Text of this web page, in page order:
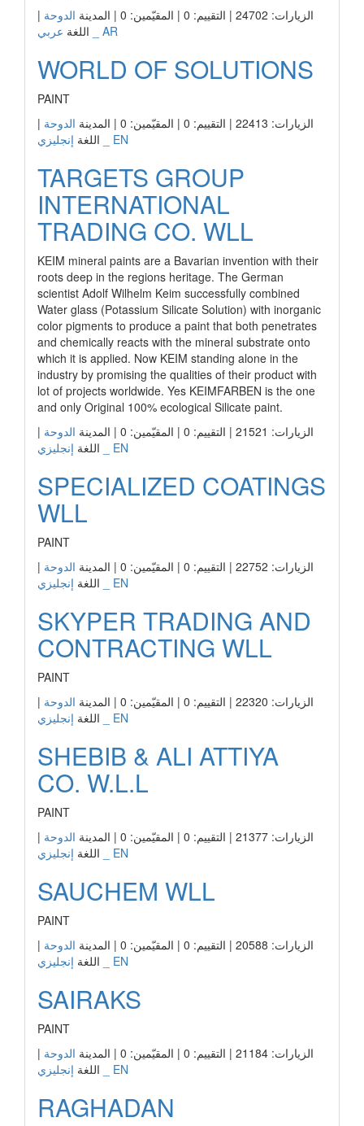
الزيارات: 24702 | التقييم: 0 | المقيّمين: 0 | المدينة
الدوحة |
اللغة عربي _ AR
WORLD OF SOLUTIONS
PAINT
الزيارات: 22413 | التقييم: 0 | المقيّمين: 0 | المدينة
الدوحة |
اللغة إنجليزي _ EN
TARGETS GROUP
INTERNATIONAL
TRADING CO. WLL
KEIM mineral paints are a Bavarian invention with their
roots deep in the regions heritage. The German
scientist Adolf Wilhelm Keim successfully combined
Water glass (Potassium Silicate Solution) with inorganic
color pigments to produce a paint that both penetrates
and chemically reacts with the mineral substrate onto
which it is applied. Now KEIM standing alone in the
industry by promising the qualities of their product with
lot of projects worldwide. Yes KEIMFARBEN is the one
and only Original 100% ecological Silicate paint.
الزيارات: 21521 | التقييم: 0 | المقيّمين: 0 | المدينة
الدوحة |
اللغة إنجليزي _ EN
SPECIALIZED COATINGS
WLL
PAINT
الزيارات: 22752 | التقييم: 0 | المقيّمين: 0 | المدينة
الدوحة |
اللغة إنجليزي _ EN
SKYPER TRADING AND
CONTRACTING WLL
PAINT
الزيارات: 22320 | التقييم: 0 | المقيّمين: 0 | المدينة
الدوحة |
اللغة إنجليزي _ EN
SHEBIB & ALI ATTIYA
CO. W.L.L
PAINT
الزيارات: 21377 | التقييم: 0 | المقيّمين: 0 | المدينة
الدوحة |
اللغة إنجليزي _ EN
SAUCHEM WLL
PAINT
الزيارات: 20588 | التقييم: 0 | المقيّمين: 0 | المدينة
الدوحة |
اللغة إنجليزي _ EN
SAIRAKS
PAINT
الزيارات: 21184 | التقييم: 0 | المقيّمين: 0 | المدينة
الدوحة |
اللغة إنجليزي _ EN
RAGHADAN